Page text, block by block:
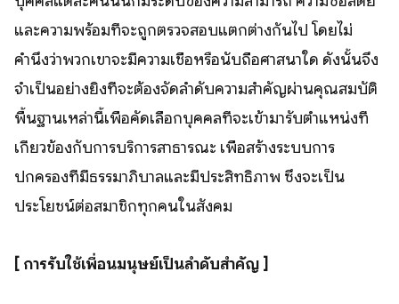
และความพร้อมที่จะถูกตรวจสอบแตกต่างกันไป โดยไม่
คำนึงว่าพวกเขาจะมีความเชื่อหรือนับถือศาสนาใด ดังนั้นจึง
จำเป็นอย่างยิ่งที่จะต้องจัดลำดับความสำคัญผ่านคุณสมบัติ
พื้นฐานเหล่านี้เพื่อคัดเลือกบุคคลที่จะเข้ามารับตำแหน่งที่
เกี่ยวข้องกับการบริการสาธารณะ เพื่อสร้างระบบการ
ปกครองที่มีธรรมาภิบาลและมีประสิทธิภาพ ซึ่งจะเป็น
ประโยชน์ต่อสมาชิกทุกคนในสังคม
[ การรับใช้เพื่อนมนุษย์เป็นลำดับสำคัญ ]